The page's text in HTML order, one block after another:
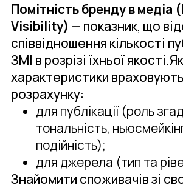
Помітність бренду в медіа
Visibility) — показник, що
співвідношення кількості
ЗМІ в розрізі їхньої
характеристики
розрахунку:
для публікації (роль
тональність,
подійність);
для джерела (тип та
Знайомити споживачів зі